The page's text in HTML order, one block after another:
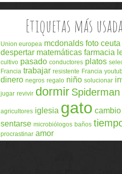
Etiquetas más
Union europea mcdonalds foto ceuta
despertar matemáticas farmacia
cultivo pasado conductores platos
Francia trabajar resistente Francia
dinero negros regalo niño solucionar
jugar revivir dormir Spiderman
agricultores iglesia gato cambio
sentarse microbiólogos baños
procrastinar amor